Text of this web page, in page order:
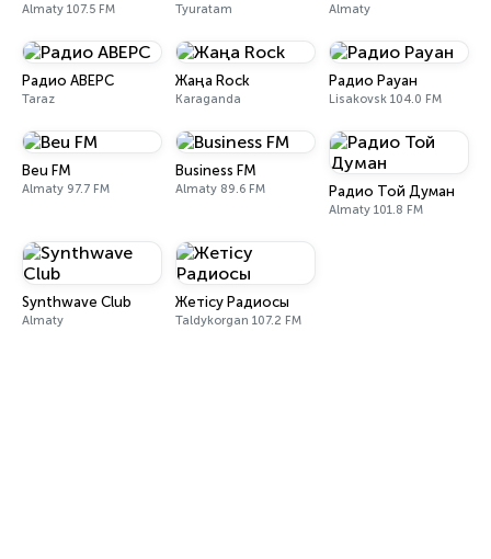
Almaty 107.5 FM Tyuratam Almaty
Радио АВЕРС
Taraz
Жаңа Rock
Karaganda
Радио Рауан
Lisakovsk 104.0 FM
Beu FM
Almaty 97.7 FM
Business FM
Almaty 89.6 FM Радио Той Думан
Almaty 101.8 FM
Synthwave Club
Almaty
Жетісу Радиосы
Taldykorgan 107.2 FM